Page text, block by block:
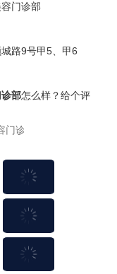
门诊部
路9号甲5、甲6
部怎么样？给个评